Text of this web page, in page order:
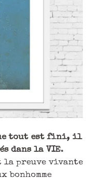
tout est fini, il
dans la VIE.
la preuve vivante
bonhomme